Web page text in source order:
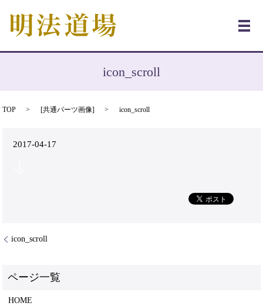
メ
icon_scroll
TOP [共通パーツ画像] icon_scroll
2017-04-17
icon_scroll
HOME